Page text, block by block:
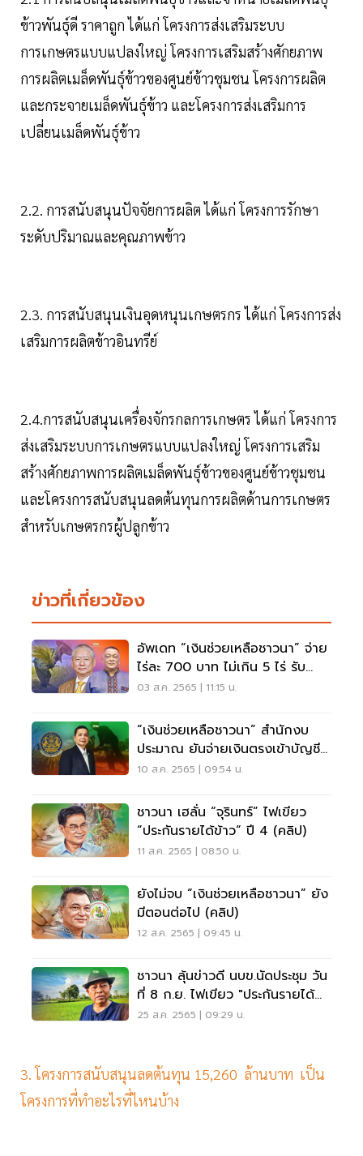
ข้าวพันธุ์ดี ราคาถูก ได้แก่ โครงการส่งเสริมระบบ
การเกษตรแบบแปลงใหญ่ โครงการเสริมสร้างศักยภาพ
การผลิตเมล็ดพันธุ์ข้าวของศูนย์ข้าวชุมชน โครงการผลิต
และกระจายเมล็ดพันธุ์ข้าว และโครงการส่งเสริมการ
เปลี่ยนเมล็ดพันธุ์ข้าว
2.2. การสนับสนุนปัจจัยการผลิต ได้แก่ โครงการรักษา
ระดับปริมาณและคุณภาพข้าว
2.3. การสนับสนุนเงินอุดหนุนเกษตรกร ได้แก่ โครงการส่ง
เสริมการผลิตข้าวอินทรีย์
2.4.การสนับสนุนเครื่องจักรกลการเกษตร ได้แก่ โครงการ
ส่งเสริมระบบการเกษตรแบบแปลงใหญ่ โครงการเสริม
สร้างศักยภาพการผลิตเมล็ดพันธุ์ข้าวของศูนย์ข้าวชุมชน
และโครงการสนับสนุนลดต้นทุนการผลิตด้านการเกษตร
สำหรับเกษตรกรผู้ปลูกข้าว
ข่าวที่เกี่ยวข้อง
อัพเดท “เงินช่วยเหลือชาวนา” จ่าย
ไร่ละ 700 บาท ไม่เกิน 5 ไร่ รับ
สูงสุด 3,500 บาท
03 ส.ค. 2565 | 11:15 น.
“เงินช่วยเหลือชาวนา” สำนักงบ
ประมาณ ยันจ่ายเงินตรงเข้าบัญชี
ชาวนา
10 ส.ค. 2565 | 09:54 น.
ชาวนา เฮลั่น “จุรินทร์” ไฟเขียว
“ประกันรายได้ข้าว“ ปี 4 (คลิป)
11 ส.ค. 2565 | 08:50 น.
ยังไม่จบ “เงินช่วยเหลือชาวนา” ยัง
มีตอนต่อไป (คลิป)
12 ส.ค. 2565 | 09:45 น.
ชาวนา ลุ้นข่าวดี นบข.นัดประชุม วัน
ที่ 8 ก.ย. ไฟเขียว "ประกันรายได้
ข้าว" ปี 4
25 ส.ค. 2565 | 09:29 น.
3. โครงการสนับสนุนลดต้นทุน 15,260 ล้านบาท เป็น
โครงการที่ทำอะไรที่ไหนบ้าง